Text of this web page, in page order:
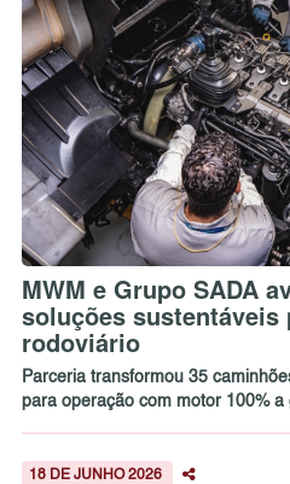
MWM e Grupo SADA
soluções sustentáveis
rodoviário
Parceria transformou 35
para operação com motor 100% a
18 DE JUNHO 2026